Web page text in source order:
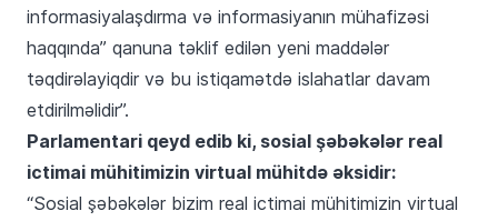
informasiyalaşdırma və informasiyanın mühafizəsi
haqqında” qanuna təklif edilən yeni maddələr
təqdirəlayiqdir və bu istiqamətdə islahatlar davam
etdirilməlidir”.
Parlamentari qeyd edib ki, sosial şəbəkələr real
ictimai mühitimizin virtual mühitdə əksidir:
“Sosial şəbəkələr bizim real ictimai mühitimizin virtual